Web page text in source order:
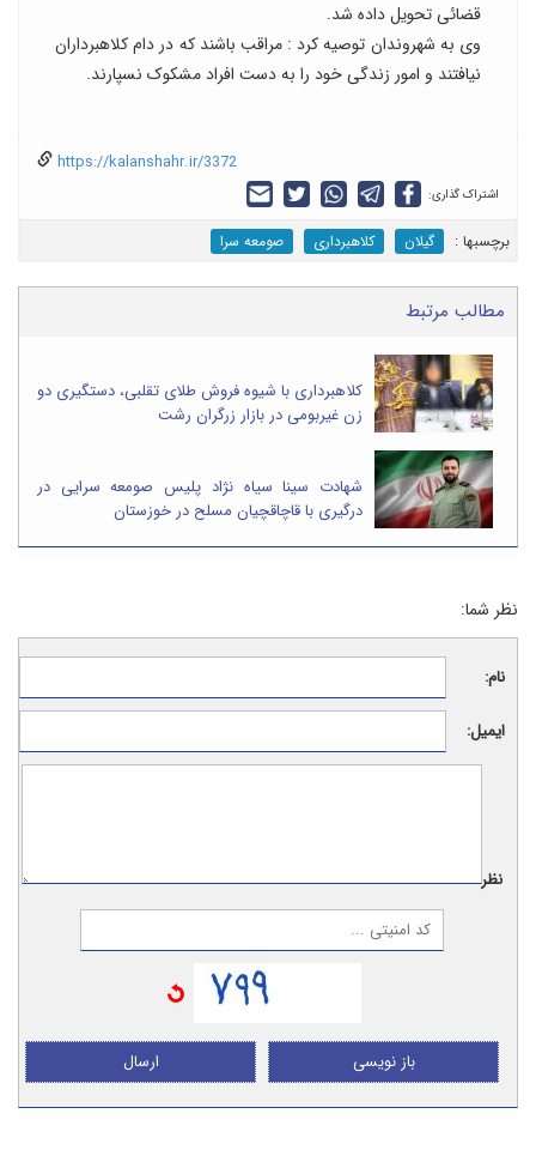
قضائی تحویل داده شد.
وی به شهروندان توصیه کرد : مراقب باشند که در دام کلاهبرداران
نیافتند و امور زندگی خود را به دست افراد مشکوک نسپارند.
https://kalanshahr.ir/3372
اشتراک گذاری:
برچسب‎ها : گیلان کلاهبرداری صومعه سرا
مطالب مرتبط
کلاهبرداری با شیوه فروش طلای تقلبی، دستگیری دو
زن غیربومی در بازار زرگران رشت
شهادت سینا سیاه نژاد پلیس صومعه سرایی در
درگیری با قاچاقچیان مسلح در خوزستان
نظر شما:
نام:
ایمیل:
نظر:
ارسال باز نویسی